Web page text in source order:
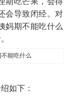
会导致闭经。对
妈期不能吃什么
如下：